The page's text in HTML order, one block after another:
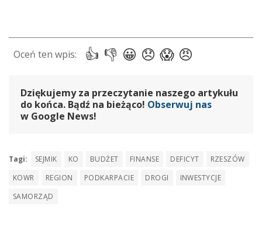
Dziękujemy za przeczytanie naszego artykułu
do końca. Bądź na bieżąco! Obserwuj nas
w Google News!
Tagi: SEJMIK KO BUDŻET FINANSE DEFICYT
RZESZÓW
KOWR
REGION PODKARPACIE DROGI
INWESTYCJE
SAMORZĄD